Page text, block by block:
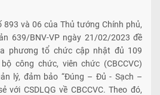
893 và 06 của Thủ tướng Chính phủ,
639/BNV-VP ngày 21/02/2023 đề
phương tổ chức cập nhật đủ 109
công chức, viên chức (CBCCVC)
lý, đảm bảo “Đúng – Đủ - Sạch –
với CSDLQG về CBCCVC. Theo đó,